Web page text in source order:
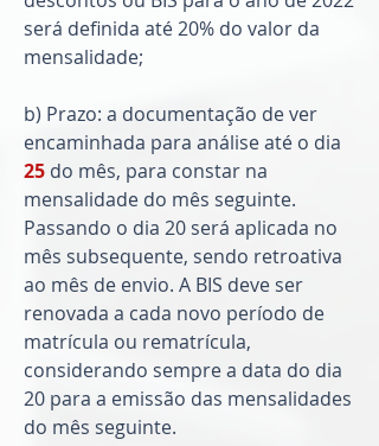
será definida até 20% do valor da
mensalidade;
b) Prazo: a documentação de ver
encaminhada para análise até o dia
25 do mês, para constar na
mensalidade do mês seguinte.
Passando o dia 20 será aplicada no
mês subsequente, sendo retroativa
ao mês de envio. A BIS deve ser
renovada a cada novo período de
matrícula ou rematrícula,
considerando sempre a data do dia
20 para a emissão das mensalidades
do mês seguinte.